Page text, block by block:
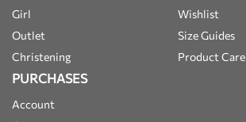
Girl
Outlet
Christening
Wishlist
Size Guides
Product Care
PURCHASES
Account